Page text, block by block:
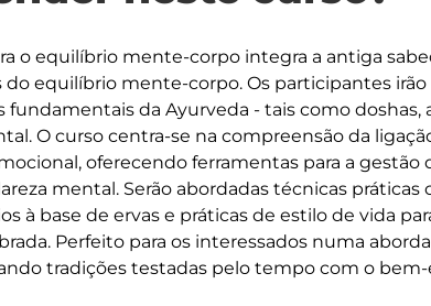
o equilíbrio mente-corpo integra a antiga
equilíbrio mente-corpo. Os participantes irão
fundamentais da Ayurveda - tais como doshas,
O curso centra-se na compreensão da
oferecendo ferramentas para a gestão
mental. Serão abordadas técnicas práticas
à base de ervas e práticas de estilo de vida
Perfeito para os interessados numa
tradições testadas pelo tempo com o